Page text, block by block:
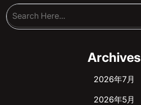
Archives
2026年7月
2026年5月